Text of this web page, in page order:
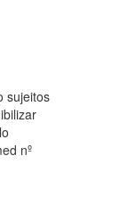
sujeitos
nº